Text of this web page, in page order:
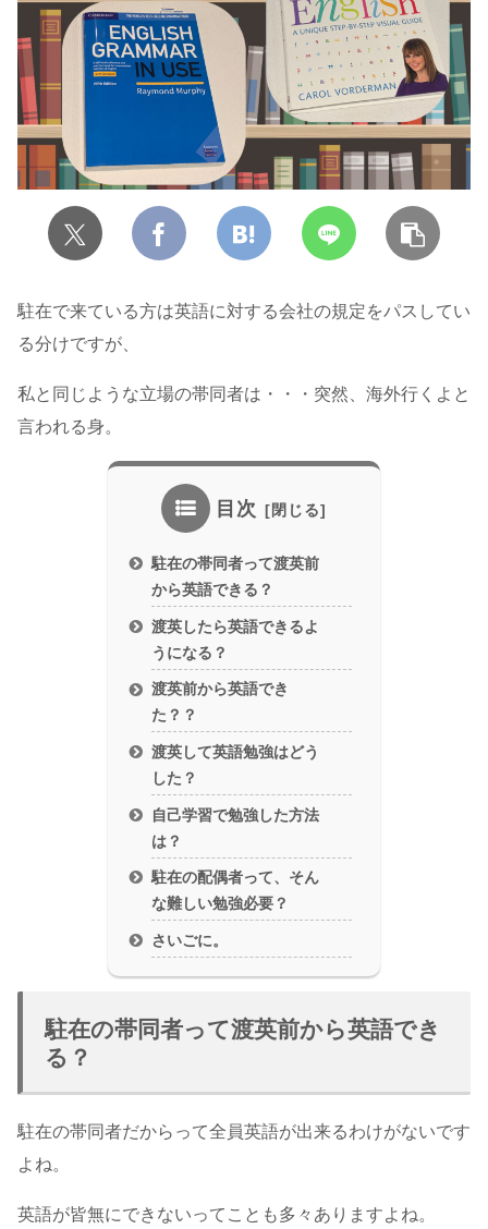
駐在で来ている方は英語に対する会社の規定をパスしてい
る分けですが、
私と同じような立場の帯同者は・・・突然、海外行くよと
言われる身。
目次
駐在の帯同者って渡英前
から英語できる？
渡英したら英語できるよ
うになる？
渡英前から英語でき
た？？
渡英して英語勉強はどう
した？
自己学習で勉強した方法
は？
駐在の配偶者って、そん
な難しい勉強必要？
さいごに。
駐在の帯同者って渡英前から英語でき
る？
駐在の帯同者だからって全員英語が出来るわけがないです
よね。
英語が皆無にできないってことも多々ありますよね。